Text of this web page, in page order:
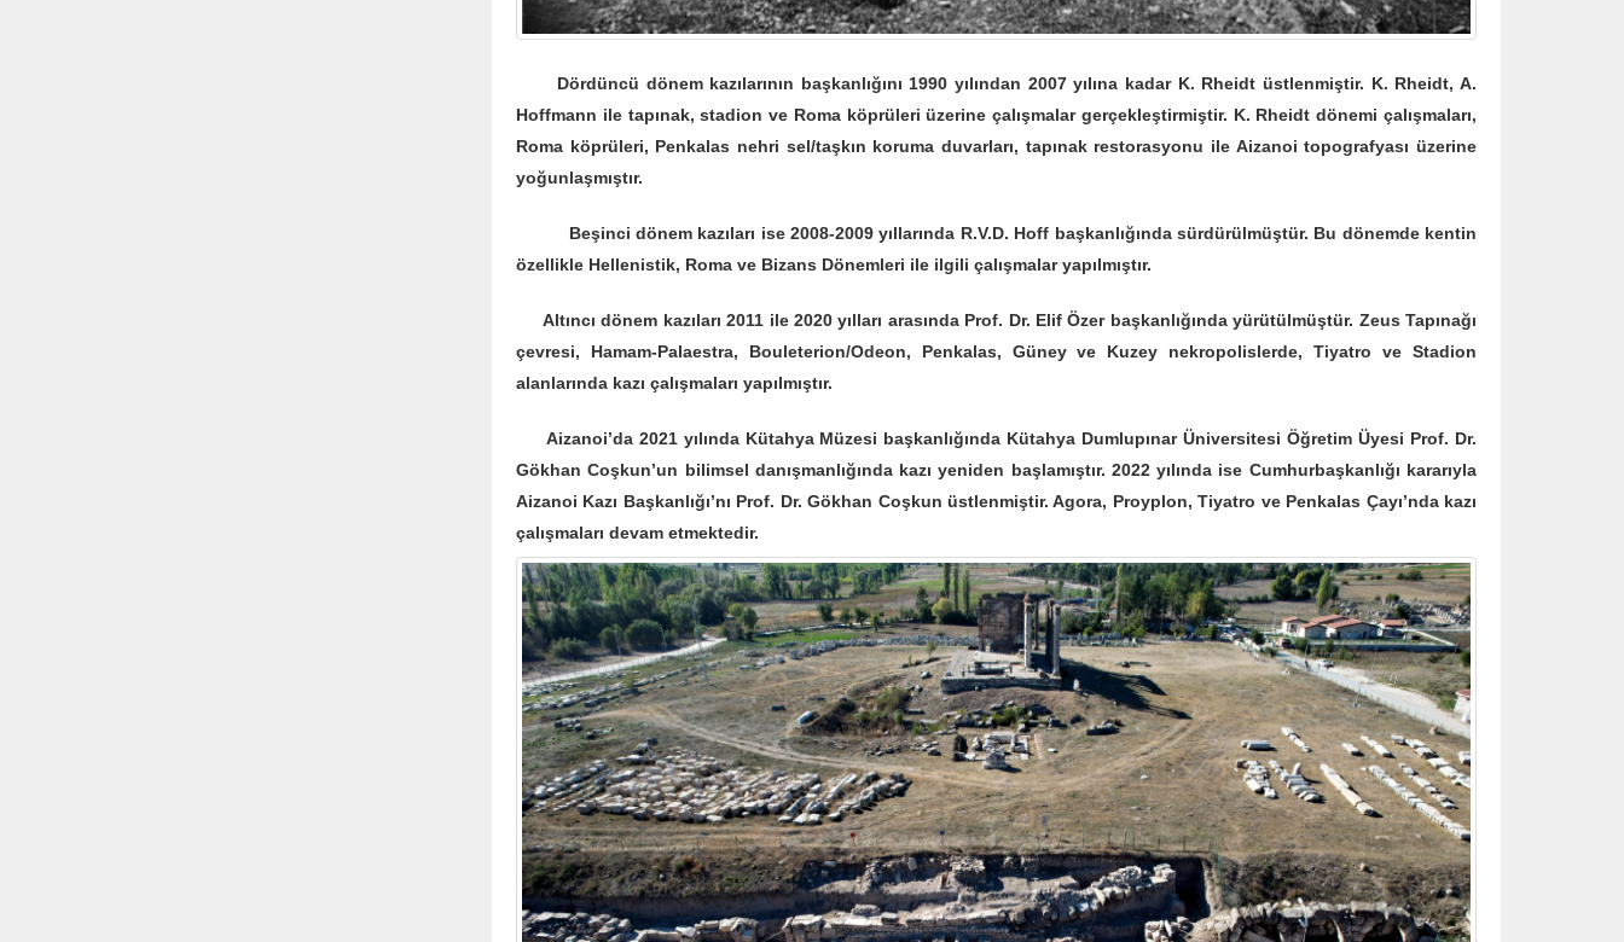
Dördüncü dönem kazılarının başkanlığını 1990 yılından 2007 yılına kadar K. Rheidt üstlenmiştir. K. Rheidt, A.
Hoffmann ile tapınak, stadion ve Roma köprüleri üzerine çalışmalar gerçekleştirmiştir. K. Rheidt dönemi çalışmaları,
Roma köprüleri, Penkalas nehri sel/taşkın koruma duvarları, tapınak restorasyonu ile Aizanoi topografyası üzerine
yoğunlaşmıştır.
Beşinci dönem kazıları ise 2008-2009 yıllarında R.V.D. Hoff başkanlığında sürdürülmüştür. Bu dönemde kentin
özellikle Hellenistik, Roma ve Bizans Dönemleri ile ilgili çalışmalar yapılmıştır.
Altıncı dönem kazıları 2011 ile 2020 yılları arasında Prof. Dr. Elif Özer başkanlığında yürütülmüştür. Zeus Tapınağı
çevresi, Hamam-Palaestra, Bouleterion/Odeon, Penkalas, Güney ve Kuzey nekropolislerde, Tiyatro ve Stadion
alanlarında kazı çalışmaları yapılmıştır.
Aizanoi’da 2021 yılında Kütahya Müzesi başkanlığında Kütahya Dumlupınar Üniversitesi Öğretim Üyesi Prof. Dr.
Gökhan Coşkun’un bilimsel danışmanlığında kazı yeniden başlamıştır. 2022 yılında ise Cumhurbaşkanlığı kararıyla
Aizanoi Kazı Başkanlığı’nı Prof. Dr. Gökhan Coşkun üstlenmiştir. Agora, Proyplon, Tiyatro ve Penkalas Çayı’nda kazı
çalışmaları devam etmektedir.